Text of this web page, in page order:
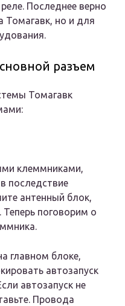
Последнее верно
Томагавк, но и для
разъем
Томагавк
клеммниками,
последствие
антенный блок,
Теперь поговорим о
главном блоке,
автозапуск
автозапуск не
Провода